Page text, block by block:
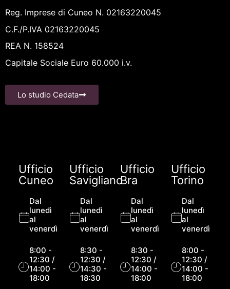
Reg. Imprese di Cuneo N. 02163220045
C.F./P.IVA 02163220045
REA N. 158524
Capitale Sociale Euro 60.000 i.v.
Lo studio Cedata
Ufficio
Cuneo
Dal
lunedì
al
venerdì
8:00 -
12:30 /
14:00 -
18:00
Ufficio
Savigliano
Dal
lunedì
al
venerdì
8:30 -
12:30 /
14:30 -
18:30
Ufficio
Bra
Dal
lunedì
al
venerdì
8:30 -
12:30 /
14:00 -
18:00
Ufficio
Torino
Dal
lunedì
al
venerdì
8:00 -
12:30 /
14:00 -
18:00